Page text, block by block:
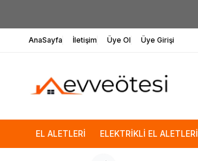
AnaSayfa İletişim Üye Ol Üye Girişi
EL ALETLERİ ELEKTRİKLİ EL ALETLERİ